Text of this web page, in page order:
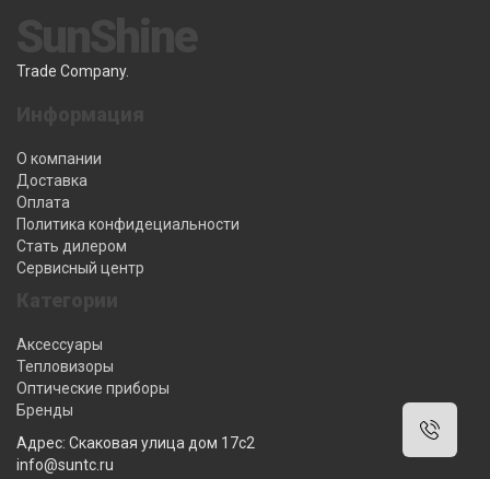
Trade Company.
О компании
Доставка
Оплата
Политика конфидециальности
Стать дилером
Сервисный центр
Аксессуары
Тепловизоры
Оптические приборы
Бренды
Адрес: Скаковая улица дом 17с2
info@suntc.ru